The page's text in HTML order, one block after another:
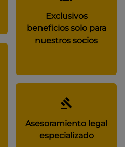
Exclusivos
beneficios solo para
nuestros socios
Asesoramiento legal
especializado